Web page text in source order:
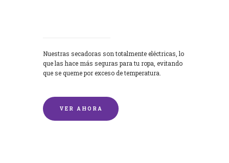
Nuestras secadoras son totalmente eléctricas, lo
que las hace más seguras para tu ropa, evitando
que se queme por exceso de temperatura.
VER AHORA